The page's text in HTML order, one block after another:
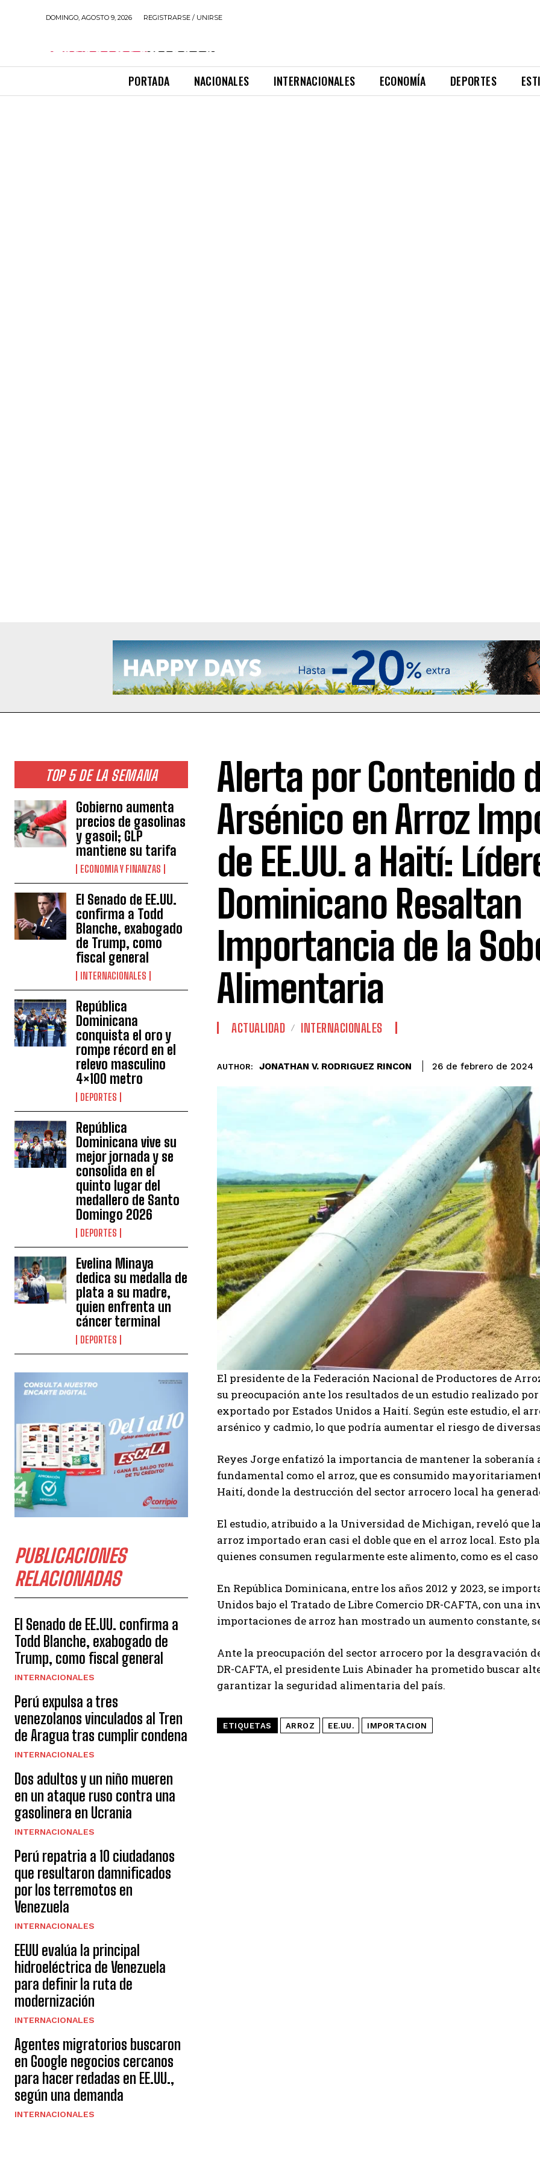
DOMINGO, AGOSTO 9, 2026 REGISTRARSE / UNIRSE
PORTADA NACIONALES INTERNACIONALES ECONOMÍA DEPORTES
TOP 5 DE LA SEMANA
Gobierno aumenta
precios de gasolinas
y gasoil; GLP
mantiene su tarifa
ECONOMIA Y FINANZAS
El Senado de EE.UU.
confirma a Todd
Blanche, exabogado
de Trump, como
fiscal general
INTERNACIONALES
República
Dominicana
conquista el oro y
rompe récord en el
relevo masculino
4×100 metro
DEPORTES
República
Dominicana vive su
mejor jornada y se
consolida en el
quinto lugar del
medallero de Santo
Domingo 2026
DEPORTES
Evelina Minaya
dedica su medalla de
plata a su madre,
quien enfrenta un
cáncer terminal
DEPORTES
PUBLICACIONES
RELACIONADAS
El Senado de EE.UU. confirma a
Todd Blanche, exabogado de
Trump, como fiscal general
INTERNACIONALES
Perú expulsa a tres
venezolanos vinculados al Tren
de Aragua tras cumplir condena
INTERNACIONALES
Dos adultos y un niño mueren
en un ataque ruso contra una
gasolinera en Ucrania
INTERNACIONALES
Perú repatria a 10 ciudadanos
que resultaron damnificados
por los terremotos en
Venezuela
INTERNACIONALES
EEUU evalúa la principal
hidroeléctrica de Venezuela
para definir la ruta de
modernización
INTERNACIONALES
Agentes migratorios buscaron
en Google negocios cercanos
para hacer redadas en EE.UU.,
según una demanda
INTERNACIONALES
Alerta por Contenido
Arsénico en Arroz
de EE.UU. a Haití:
Dominicano Resaltan
Importancia de la
Alimentaria
ACTUALIDAD INTERNACIONALES
AUTHOR: JONATHAN V. RODRIGUEZ RINCON 26 de febrero de 2024
El presidente de la Federación Nacional de Productores de
su preocupación ante los resultados de un estudio realizado
exportado por Estados Unidos a Haití. Según este estudio, el
arsénico y cadmio, lo que podría aumentar el riesgo de
Reyes Jorge enfatizó la importancia de mantener la
fundamental como el arroz, que es consumido
Haití, donde la destrucción del sector arrocero local ha
El estudio, atribuido a la Universidad de Michigan, reveló que
arroz importado eran casi el doble que en el arroz local. Esto
quienes consumen regularmente este alimento, como es el
En República Dominicana, entre los años 2012 y 2023, se
Unidos bajo el Tratado de Libre Comercio DR-CAFTA, con una
importaciones de arroz han mostrado un aumento constante,
Ante la preocupación del sector arrocero por la desgravación
DR-CAFTA, el presidente Luis Abinader ha prometido buscar
garantizar la seguridad alimentaria del país.
ETIQUETAS ARROZ EE.UU. IMPORTACION